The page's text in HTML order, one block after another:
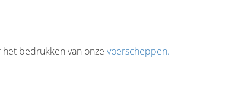
bedrukken van onzevoerscheppen.